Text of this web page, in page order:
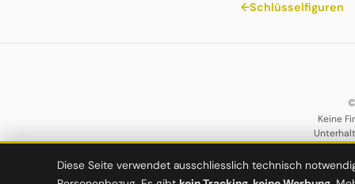
←Schlüsselfiguren
Keine
Diese Seite verwendet ausschliesslich technisch